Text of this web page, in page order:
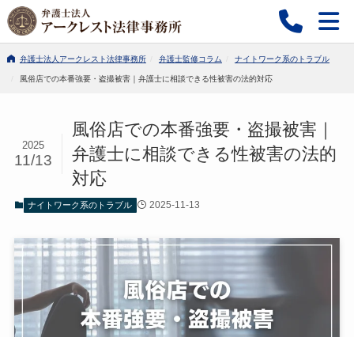
弁護士法人アークレスト法律事務所 弁護士監修コラム ナイトワーク系のトラブル
風俗店での本番強要・盗撮被害｜弁護士に相談できる性被害の法的対応
風俗店での本番強要・盗撮被害｜
弁護士に相談できる性被害の法的
対応
2025
11/13
ナイトワーク系のトラブル 2025-11-13